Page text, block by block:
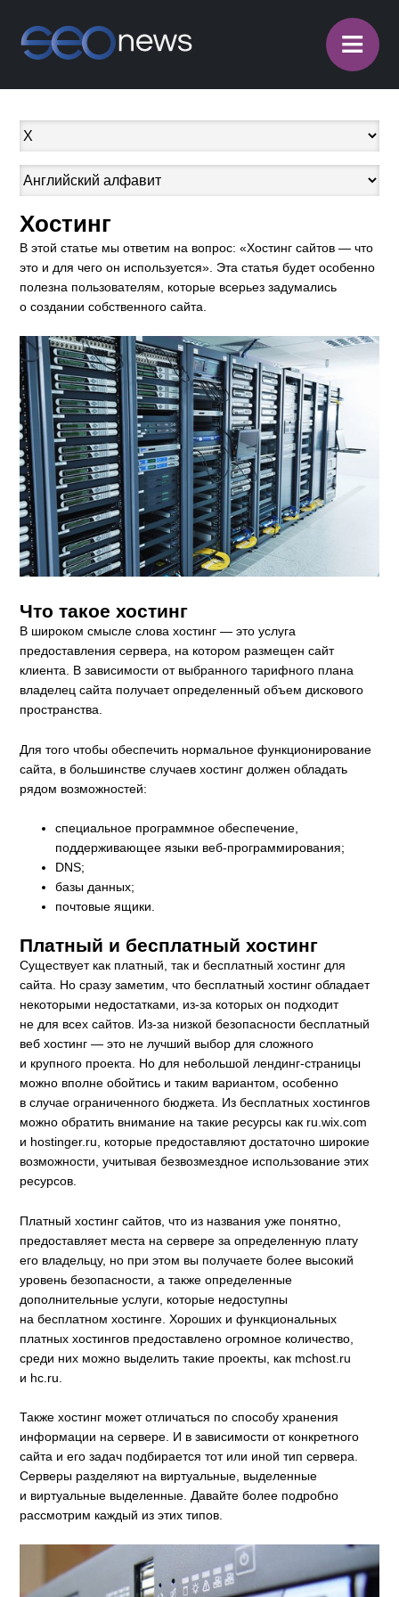
≡
Хостинг
В этой статье мы ответим на вопрос: «Хостинг сайтов — что
это и для чего он используется». Эта статья будет особенно
полезна пользователям, которые всерьез задумались
о создании собственного сайта.
Что такое хостинг
В широком смысле слова хостинг — это услуга
предоставления сервера, на котором размещен сайт
клиента. В зависимости от выбранного тарифного плана
владелец сайта получает определенный объем дискового
пространства.
Для того чтобы обеспечить нормальное функционирование
сайта, в большинстве случаев хостинг должен обладать
рядом возможностей:
специальное программное обеспечение,
поддерживающее языки веб-программирования;
DNS;
базы данных;
почтовые ящики.
Платный и бесплатный хостинг
Существует как платный, так и бесплатный хостинг для
сайта. Но сразу заметим, что бесплатный хостинг обладает
некоторыми недостатками, из-за которых он подходит
не для всех сайтов. Из-за низкой безопасности бесплатный
веб хостинг — это не лучший выбор для сложного
и крупного проекта. Но для небольшой лендинг-страницы
можно вполне обойтись и таким вариантом, особенно
в случае ограниченного бюджета. Из бесплатных хостингов
можно обратить внимание на такие ресурсы как ru.wix.com
и hostinger.ru, которые предоставляют достаточно широкие
возможности, учитывая безвозмездное использование этих
ресурсов.
Платный хостинг сайтов, что из названия уже понятно,
предоставляет места на сервере за определенную плату
его владельцу, но при этом вы получаете более высокий
уровень безопасности, а также определенные
дополнительные услуги, которые недоступны
на бесплатном хостинге. Хороших и функциональных
платных хостингов предоставлено огромное количество,
среди них можно выделить такие проекты, как mchost.ru
и hc.ru.
Также хостинг может отличаться по способу хранения
информации на сервере. И в зависимости от конкретного
сайта и его задач подбирается тот или иной тип сервера.
Серверы разделяют на виртуальные, выделенные
и виртуальные выделенные. Давайте более подробно
рассмотрим каждый из этих типов.